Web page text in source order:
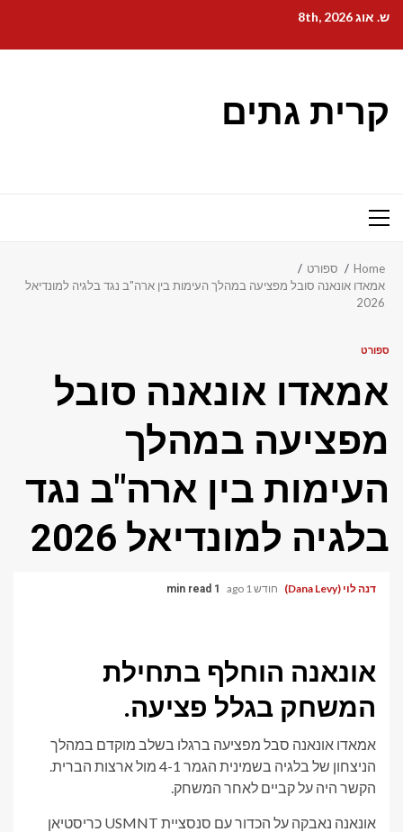
content
ש. אוג 8th, 2026
קרית גתים
Primary
Home
ספורט
אמאדו אונאנה סובל מפציעה במהלך העימות בין ארה"ב נגד בלגיה למונדיאל
2026
ספורט
אמאדו אונאנה סובל
מפציעה במהלך
העימות בין ארה"ב נגד
בלגיה למונדיאל 2026
דנה לוי (Dana Levy) חודש 1 ago 1 min read
אונאנה הוחלף בתחילת
המשחק בגלל פציעה.
אמאדו אונאנה סבל מפציעה ברגלו בשלב מוקדם במהלך
הניצחון של בלגיה בשמינית הגמר 4-1 מול ארצות הברית.
הקשר היה על קביים לאחר המשחק.
אונאנה נאבקה על הכדור עם סנסציית USMNT כריסטיאן